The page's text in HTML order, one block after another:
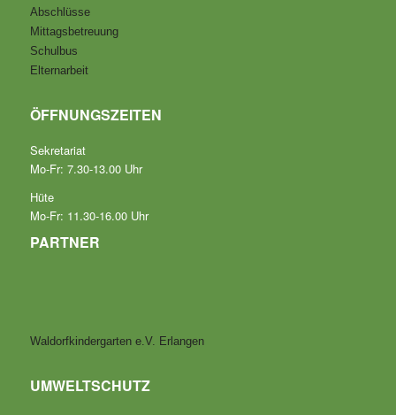
Abschlüsse
Mittagsbetreuung
Schulbus
Elternarbeit
ÖFFNUNGSZEITEN
Sekretariat
Mo-Fr: 7.30-13.00 Uhr
Hüte
Mo-Fr: 11.30-16.00 Uhr
PARTNER
Waldorfkindergarten e.V. Erlangen
UMWELTSCHUTZ